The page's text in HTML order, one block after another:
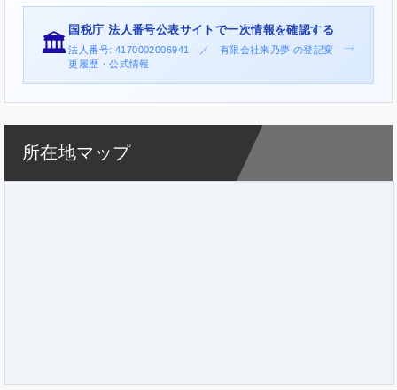
🏛️
国税庁 法人番号公表サイトで一次情報を確認する
法人番号: 4170002006941 ／ 有限会社来乃夢 の登記変
更履歴・公式情報
→
所在地マップ